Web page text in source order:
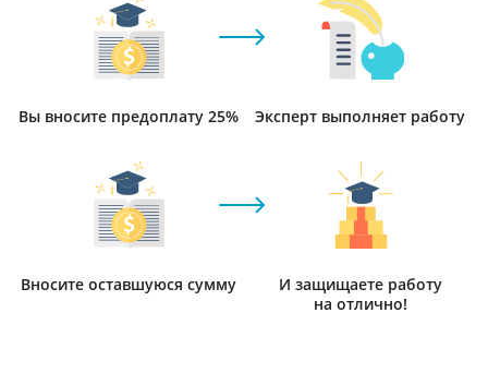
Вы вносите предоплату 25% Эксперт выполняет работу
Вносите оставшуюся сумму
И защищаете работу
на отлично!